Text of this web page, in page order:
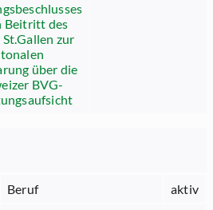
Beitritt des
zur
über die
BVG-
Beruf
aktiv